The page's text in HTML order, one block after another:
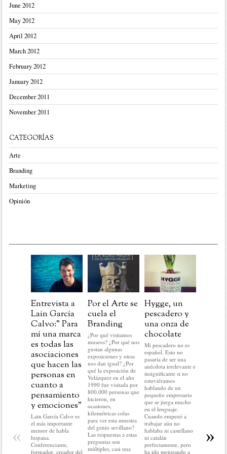
June 2012
May 2012
April 2012
March 2012
February 2012
January 2012
December 2011
November 2011
CATEGORÍAS
Arte
Branding
Marketing
Opinión
Entrevista a
Lain García
Calvo:” Para
mí una marca
es todas las
asociaciones
que hacen las
personas en
cuanto a
pensamiento
y emociones”
Lain García Calvo es
el más importante
mentor de habla
hispana.
Conferenciante,
formador, creador del
Por el Arte se
cuela el
Branding
¿Por qué visitamos
museos? ¿Por qué nos
gustan algunas
exposiciones y otras
nos dan igual? ¿Por
qué la exposición de
Velázquez en el año
1990 fue visitada por
800.000 personas que
hicieron, en
ocasiones,
kilométricas colas
para ver esta muestra
del genio sevillano?
Las respuestas a estas
preguntas son
múltiples, casi una
Hygge, un
pescadero y
una onza de
chocolate
Mi pescadero no es
español. Esto no
pasaría de ser una
anécdota irrelevante e
insignificante si no
estuviéramos
hablando de un
pequeño empresario
que se juega mucho
en el lenguaje.
Cuando empezó a
trabajar aún no
hablaba ni castellano
ni catalán
perfectamente, pero
ha ido mejorando a
llegar.
no voy a
« »